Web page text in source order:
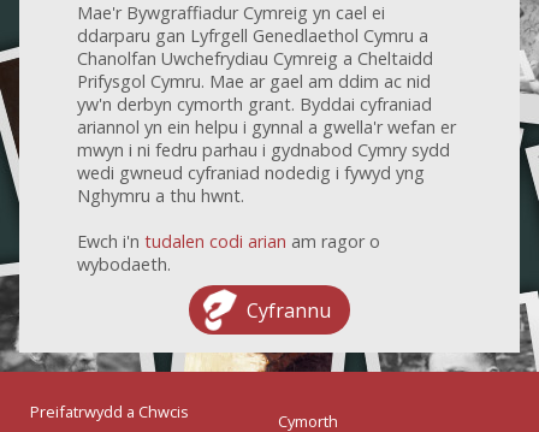
Mae'r Bywgraffiadur Cymreig yn cael ei
ddarparu gan Lyfrgell Genedlaethol Cymru a
Chanolfan Uwchefrydiau Cymreig a Cheltaidd
Prifysgol Cymru. Mae ar gael am ddim ac nid
yw'n derbyn cymorth grant. Byddai cyfraniad
ariannol yn ein helpu i gynnal a gwella'r wefan er
mwyn i ni fedru parhau i gydnabod Cymry sydd
wedi gwneud cyfraniad nodedig i fywyd yng
Nghymru a thu hwnt.
Ewch i'n tudalen codi arian am ragor o
wybodaeth.
Cyfrannu
Preifatrwydd a Chwcis Cymorth